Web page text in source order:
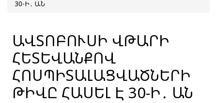
30-Ի․ ԱՆ
ԱՎՏՈԲՈՒՍԻ ՎԹԱՐԻ
ՀԵՏԵՎԱՆՔՈՎ
ՀՈՍՊԻՏԱԼԱՑՎԱԾՆԵՐԻ
ԹԻՎԸ ՀԱՍԵԼ Է 30-Ի․ ԱՆ